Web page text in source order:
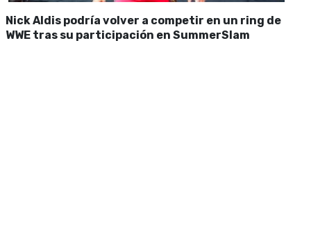
Nick Aldis podría volver a competir en un ring de
WWE tras su participación en SummerSlam